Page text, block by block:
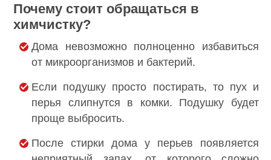
Почему стоит обращаться в
химчистку?
Дома невозможно полноценно избавиться
от микроорганизмов и бактерий.
Если подушку просто постирать, то пух и
перья слипнутся в комки. Подушку будет
проще выбросить.
После стирки дома у перьев появляется